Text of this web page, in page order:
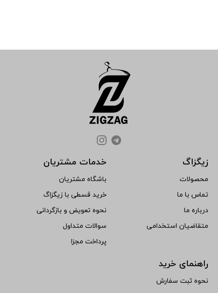
زیگزاگ
محصولات
تماس با ما
درباره ما
متقاضیان استخدامی
خدمات مشتریان
باشگاه مشتریان
خرید قسطی با زیگزاگ
نحوه تعویض و بازگردانی
سوالات متداول
پرداخت مجزا
راهنمای خرید
نحوه ثبت سفارش